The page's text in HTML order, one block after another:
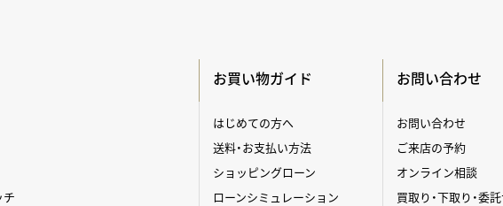
お買い物ガイド
はじめての方へ
送料・お支払い方法
ショッピングローン
ローンシミュレーション
お問い合わせ
お問い合わせ
ご来店の予約
オンライン相談
買取り・下取り・委